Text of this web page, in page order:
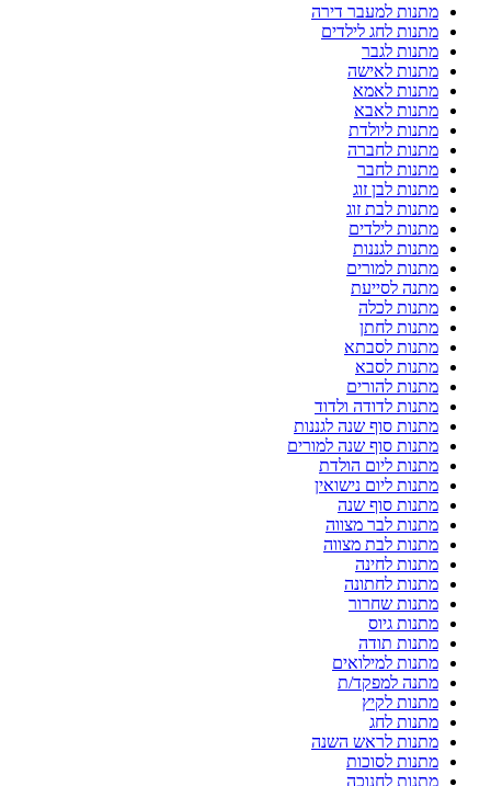
מתנות למעבר דירה
מתנות לחג לילדים
מתנות לגבר
מתנות לאישה
מתנות לאמא
מתנות לאבא
מתנות ליולדת
מתנות לחברה
מתנות לחבר
מתנות לבן זוג
מתנות לבת זוג
מתנות לילדים
מתנות לגננות
מתנות למורים
מתנה לסייעת
מתנות לכלה
מתנות לחתן
מתנות לסבתא
מתנות לסבא
מתנות להורים
מתנות לדודה ולדוד
מתנות סוף שנה לגננות
מתנות סוף שנה למורים
מתנות ליום הולדת
מתנות ליום נישואין
מתנות סוף שנה
מתנות לבר מצווה
מתנות לבת מצווה
מתנות לחינה
מתנות לחתונה
מתנות שחרור
מתנות גיוס
מתנות תודה
מתנות למילואים
מתנה למפקד/ת
מתנות לקיץ
מתנות לחג
מתנות לראש השנה
מתנות לסוכות
מתנות לחנוכה